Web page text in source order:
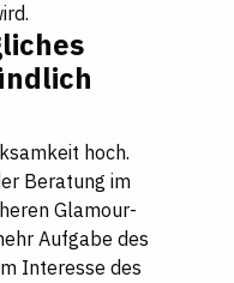
hoch.
Beratung im
Glamour-
Aufgabe des
Interesse des